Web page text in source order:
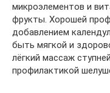
микроэлементов и
фрукты. Хорошей
добавлением
быть мягкой и
лёгкий массаж
профилактикой